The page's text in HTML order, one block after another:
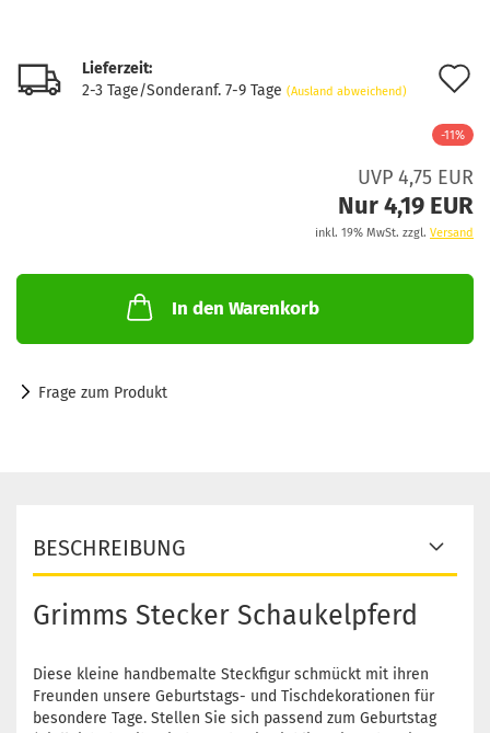
Lieferzeit:
2-3 Tage/Sonderanf. 7-9 Tage (Ausland abweichend)
-11%
UVP 4,75 EUR
Nur 4,19 EUR
inkl. 19% MwSt. zzgl. Versand
In den Warenkorb
Frage zum Produkt
BESCHREIBUNG
Grimms Stecker Schaukelpferd
Diese kleine handbemalte Steckfigur schmückt mit ihren
Freunden unsere Geburtstags- und Tischdekorationen für
besondere Tage. Stellen Sie sich passend zum Geburtstag